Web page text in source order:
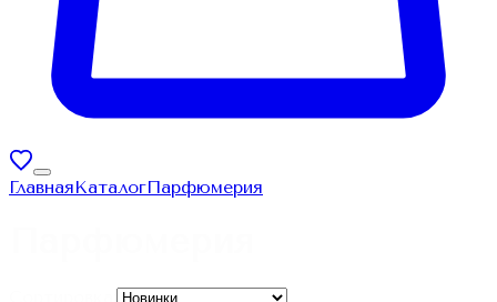
ГлавнаяКаталогПарфюмерия